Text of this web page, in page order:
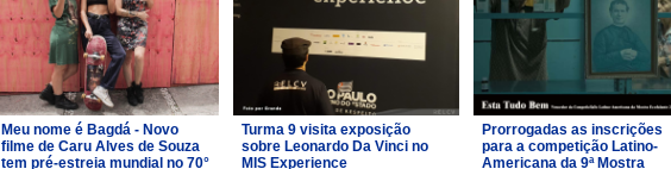
Meu nome é Bagdá - Novo
filme de Caru Alves de Souza
tem pré-estreia mundial no 70°
Turma 9 visita exposição
sobre Leonardo Da Vinci no
MIS Experience
Prorrogadas as inscrições
para a competição Latino-
Americana da 9ª Mostra